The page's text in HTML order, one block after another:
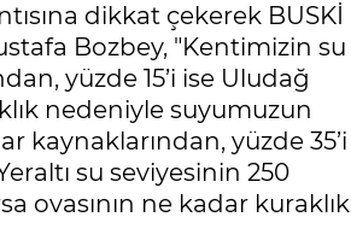
dikkat çekerek BUSKİ
Bozbey, "Kentimizin su
yüzde 15’i ise Uludağ
nedeniyle suyumuzun
kaynaklarından, yüzde 35’i
su seviyesinin 250
ovasının ne kadar kuraklık